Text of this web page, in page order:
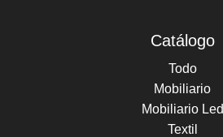
Catálogo
Todo
Mobiliario
Mobiliario Led
Textil